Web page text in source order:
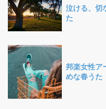
泣ける、切
た
邦楽女性ア
めな春うた